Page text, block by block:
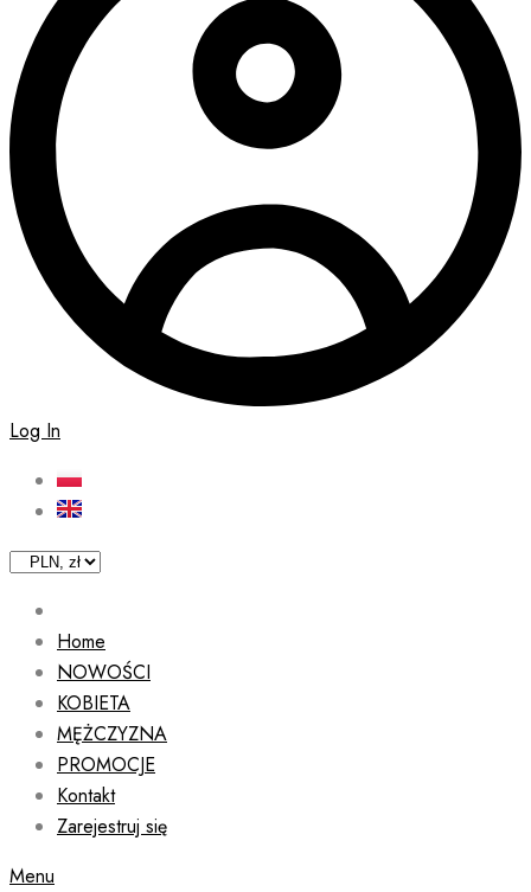
Log In
Home
NOWOŚCI
KOBIETA
MĘŻCZYZNA
PROMOCJE
Kontakt
Zarejestruj się
Menu